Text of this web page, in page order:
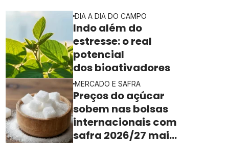
rentabilidade
DIA A DIA DO CAMPO
Indo além do
estresse: o real
potencial
dos bioativadores
MERCADO E SAFRA
Preços do açúcar
sobem nas bolsas
internacionais com
safra 2026/27 mais